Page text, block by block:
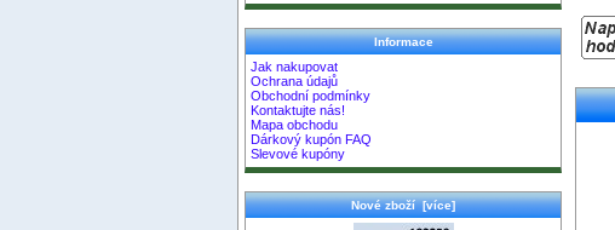
Informace
Jak nakupovat
Ochrana údajů
Obchodní podmínky
Kontaktujte nás!
Mapa obchodu
Dárkový kupón FAQ
Slevové kupóny
Nové zboží [více]